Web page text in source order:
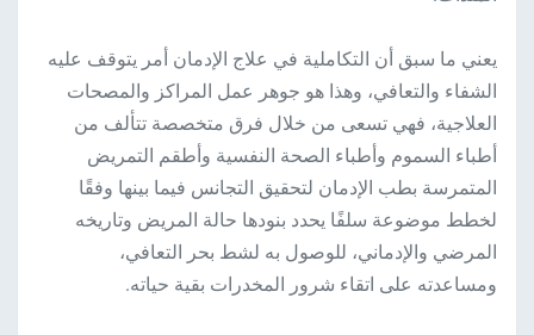
يعني ما سبق أن التكاملية في علاج الإدمان أمر يتوقف عليه
الشفاء والتعافي، وهذا هو جوهر عمل المراكز والمصحات
العلاجية، فهي تسعى من خلال فرق متخصصة تتألف من
أطباء السموم وأطباء الصحة النفسية وأطقم التمريض
المتمرسة بطب الإدمان لتحقيق التجانس فيما بينها وفقًا
لخطط موضوعة سلفًا يحدد بنودها حالة المريض وتاريخه
المرضي والإدماني، للوصول به لشط بحر التعافي،
ومساعدته على اتقاء شرور المخدرات بقية حياته.